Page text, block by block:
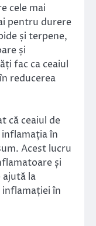
cele mai
pentru durere
și terpene,
și
fac ca ceaiul
reducerea
că ceaiul de
în
Acest lucru
și
ajută la
inflamației în